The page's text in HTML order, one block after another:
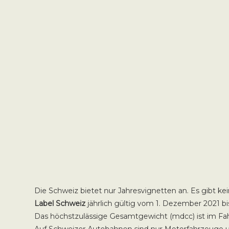
Die Schweiz bietet nur Jahresvignetten an. Es gibt
Label Schweiz jährlich gültig vom 1. Dezember 2021
Das höchstzulässige Gesamtgewicht (mdcc) ist im